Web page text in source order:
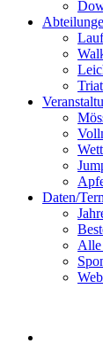
Daten/
Alle